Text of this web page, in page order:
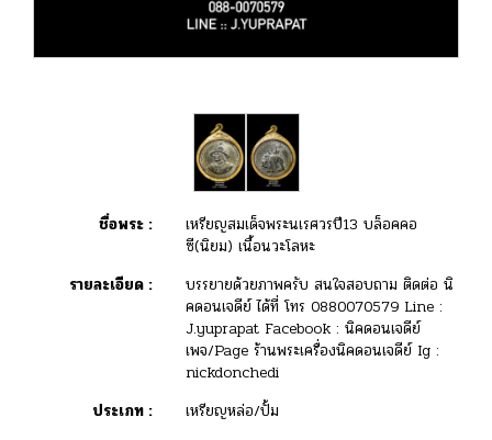
ชื่อพระ :
เหรียญสมเด็จพระนเรศวรปี13 บล็อคคอ
ซี(นิยม) เนื้อนวะโลหะ
รายละเอียด :
บรรยายด้วยภาพครับ สนใจสอบถาม ติดต่อ นิ
คดอนเจดีย์ ได้ที่ โทร 0880070579 Line :
J.yuprapat Facebook : นิคดอนเจดีย์
เพจ/Page ร้านพระเครื่องนิคดอนเจดีย์ Ig :
nickdonchedi
ประเภท :
เหรียญหล่อ/ปั้ม